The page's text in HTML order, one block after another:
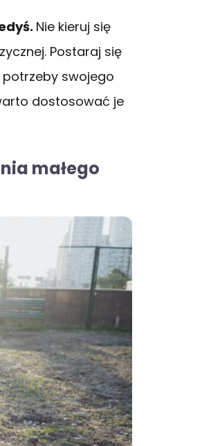
Nie kieruj się
Postaraj się
swojego
dostosować je
małego